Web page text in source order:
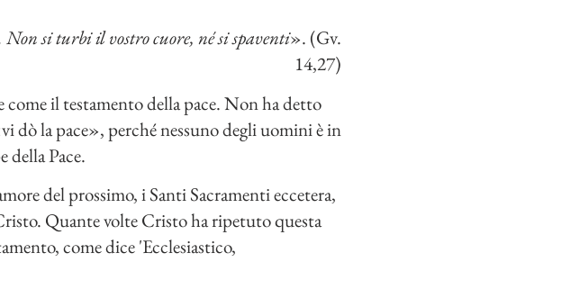
si turbi il vostro cuore, né si spaventi». (Gv.
14,27)
il testamento della pace. Non ha detto
dò la pace», perché nessuno degli uomini è in
della Pace.
del prossimo, i Santi Sacramenti eccetera,
Quante volte Cristo ha ripetuto questa
come dice 'Ecclesiastico,